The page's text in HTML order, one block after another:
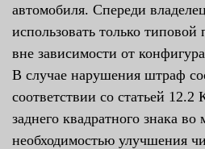
автомобиля. Спереди
использовать только
вне зависимости от
В случае нарушения штраф
соответствии со статьей
заднего квадратного знака
необходимостью улучшения